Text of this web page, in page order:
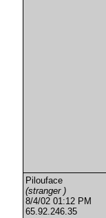
Pilouface
(stranger )
8/4/02 01:12 PM
65.92.246.35